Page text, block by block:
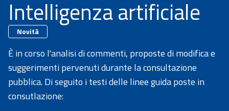
Intelligenza artificiale
Novità
È in corso l'analisi di commenti, proposte di modifica e
suggerimenti pervenuti durante la consultazione
pubblica. Di seguito i testi delle linee guida poste in
consutlazione: